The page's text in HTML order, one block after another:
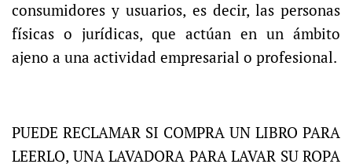
consumidores y usuarios, es decir, las personas
físicas o jurídicas, que actúan en un ámbito
ajeno a una actividad empresarial o profesional.
PUEDE RECLAMAR SI COMPRA UN LIBRO PARA
LEERLO, UNA LAVADORA PARA LAVAR SU ROPA